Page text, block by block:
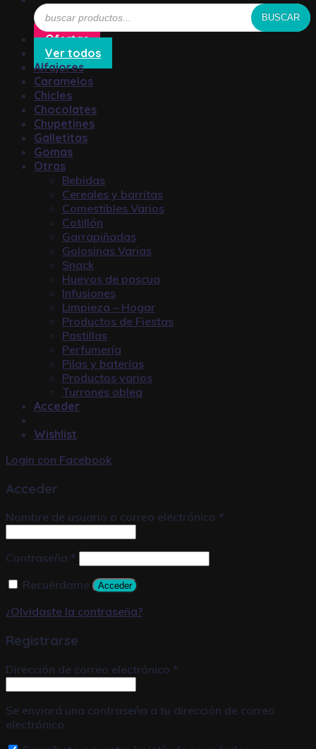
Búsqueda
de
productos
BUSCAR
Ofertas
Ver todos
Alfajores
Caramelos
Chicles
Chocolates
Chupetines
Galletitas
Gomas
Otras
Bebidas
Cereales y barritas
Comestibles Varios
Cotillón
Garrapiñadas
Golosinas Varias
Snack
Huevos de pascua
Infusiones
Limpieza – Hogar
Productos de Fiestas
Pastillas
Perfumería
Pilas y baterías
Productos varios
Turrones oblea
Acceder
Wishlist
Login con Facebook
Acceder
Nombre de usuario o correo electrónico *
Contraseña *
Recuérdame
Acceder
¿Olvidaste la contraseña?
Registrarse
Dirección de correo electrónico *
Se enviará una contraseña a tu dirección de correo
electrónico.